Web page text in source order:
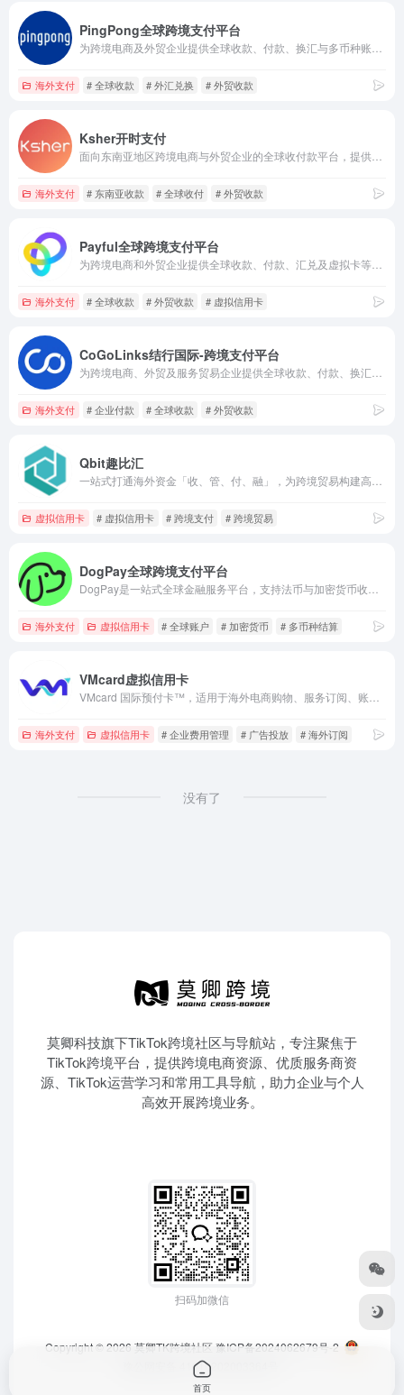
PingPong全球跨境支付平台
海外支付 # 全球收款 # 外汇兑换 # 外贸收款
Ksher开时支付
海外支付 # 东南亚收款 # 全球收付 # 外贸收款
Payful全球跨境支付平台
海外支付 # 全球收款 # 外贸收款 # 虚拟信用卡
CoGoLinks结行国际-跨境支付平台
海外支付 # 企业付款 # 全球收款 # 外贸收款
Qbit趣比汇
虚拟信用卡 # 虚拟信用卡 # 跨境支付 # 跨境贸易
DogPay全球跨境支付平台
海外支付 虚拟信用卡 # 全球账户 # 加密货币 # 多币种结算
VMcard虚拟信用卡
海外支付 虚拟信用卡 # 企业费用管理 # 广告投放 # 海外订阅
没有了
莫卿科技旗下TikTok跨境社区与导航站，专注聚焦于
TikTok跨境平台，提供跨境电商资源、优质服务商资
源、TikTok运营学习和常用工具导航，助力企业与个人
高效开展跨境业务。
扫码加微信
Copyright © 2026 莫卿TK跨境社区 豫ICP备2024062679号-2
豫公网安备 41010202003364号
首页